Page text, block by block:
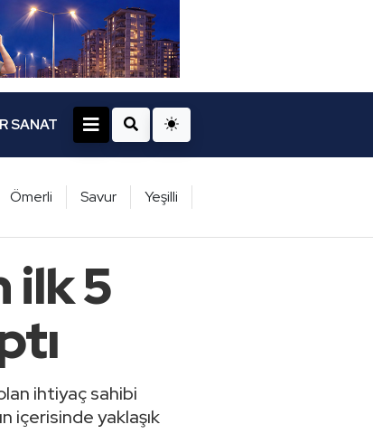
SANAT
Ömerli Savur Yeşilli
ilk 5
ihtiyaç sahibi
içerisinde yaklaşık